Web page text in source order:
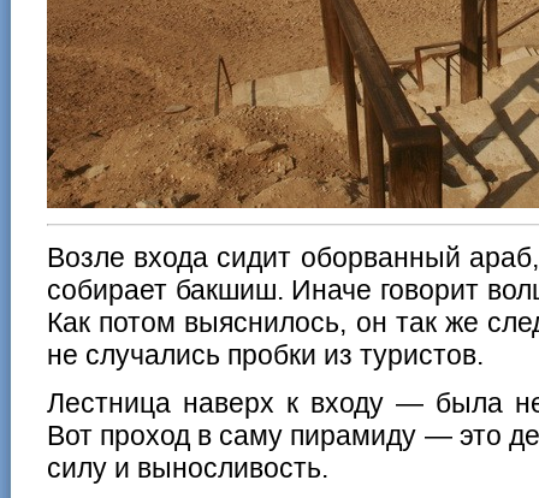
Возле входа сидит оборванный
собирает бакшиш. Иначе говорит
Как потом выяснилось, он так же
не случались пробки из туристов.
Лестница наверх к входу — была
Вот проход в саму пирамиду — это
силу и выносливость.